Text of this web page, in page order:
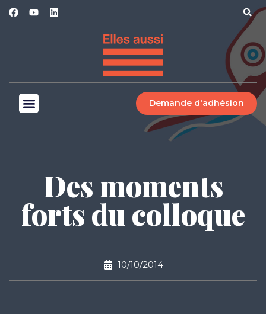
Demande d'adhésion
Des moments
forts du colloque
10/10/2014